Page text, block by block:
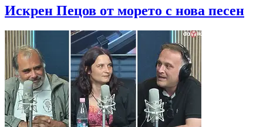
Искрен Пецов от морето с нова песен